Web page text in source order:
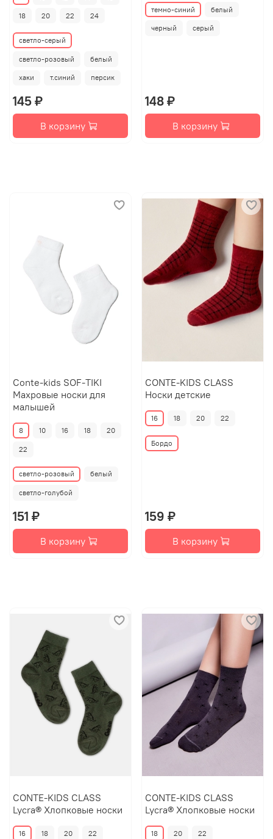
18 20 22 24
светло-серый
светло-розовый белый
хаки т.синий персик
145 ₽
В корзину
темно-синий белый
черный серый
148 ₽
В корзину
Conte-kids SOF-TIKI
Махровые носки для
малышей
8 10 16 18 20
22
светло-розовый белый
светло-голубой
151 ₽
В корзину
CONTE-KIDS CLASS
Носки детские
16 18 20 22
Бордо
159 ₽
В корзину
CONTE-KIDS CLASS
Lycra® Хлопковые носки
16 18 20 22
CONTE-KIDS CLASS
Lycra® Хлопковые носки
18 20 22